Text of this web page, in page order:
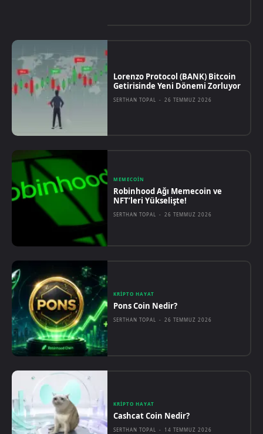
Lorenzo Protocol (BANK) Bitcoin
Getirisinde Yeni Dönemi Zorluyor
SERTHAN TOPAL - 26 TEMMUZ 2026
MEMECOIN
Robinhood Ağı Memecoin ve
NFT’leri Yükselişte!
SERTHAN TOPAL - 26 TEMMUZ 2026
KRIPTO HAYAT
Pons Coin Nedir?
SERTHAN TOPAL - 26 TEMMUZ 2026
KRIPTO HAYAT
Cashcat Coin Nedir?
SERTHAN TOPAL - 14 TEMMUZ 2026